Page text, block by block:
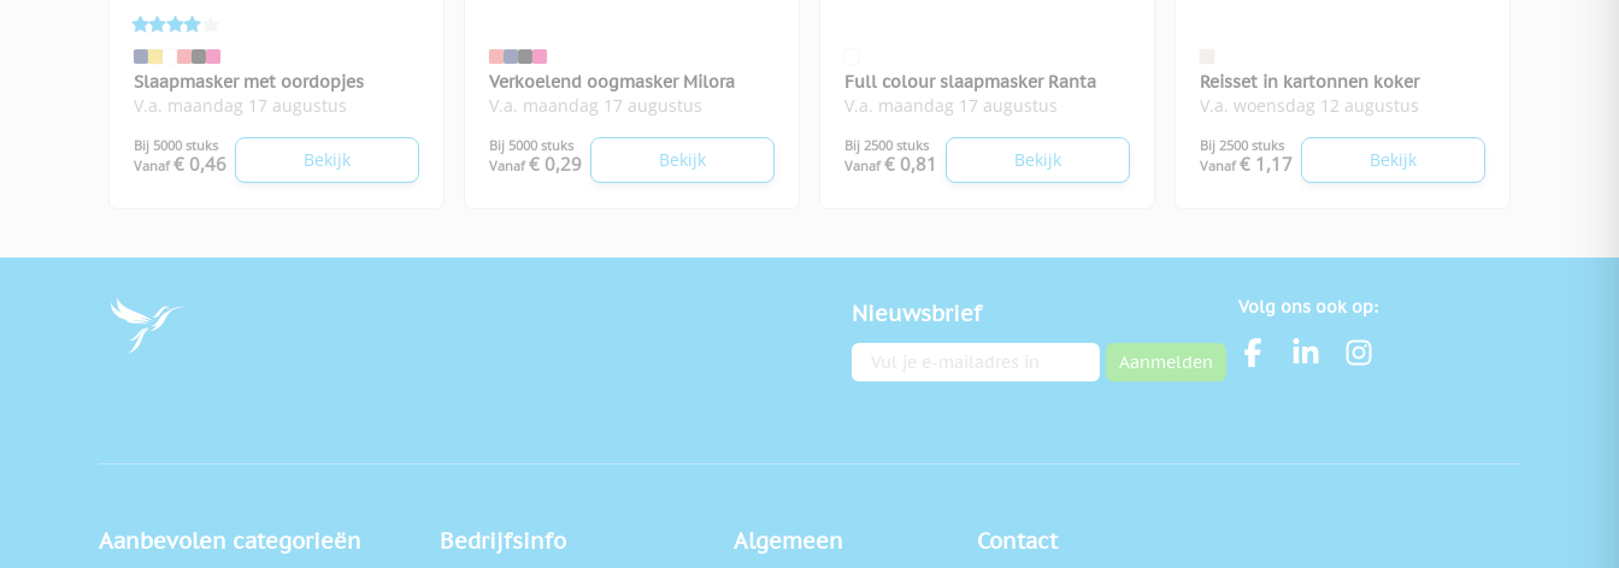
Slaapmasker met oordopjes
V.a. maandag 17 augustus
Bij 5000 stuks
Vanaf € 0,46 Bekijk
Verkoelend oogmasker Milora
V.a. maandag 17 augustus
Bij 5000 stuks
Vanaf € 0,29 Bekijk
Full colour slaapmasker Ranta
V.a. maandag 17 augustus
Bij 2500 stuks
Vanaf € 0,81 Bekijk
Reisset in kartonnen koker
V.a. woensdag 12 augustus
Bij 2500 stuks
Vanaf € 1,17 Bekijk
Nieuwsbrief
E-mailadres Aanmelden
Volg ons ook op:
Aanbevolen categorieën Bedrijfsinfo Algemeen Contact